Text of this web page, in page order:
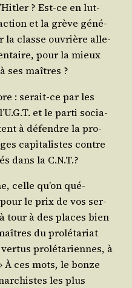
? Est-ce en lut­
et la grève géné­
la classe ouvrière alle­
pour la mieux
ses maîtres ?
: serait-ce par les
et le par­ti socia­
à défendre la pro­
capi­ta­listes contre
dans la C.N.T.?
celle qu’on qué­
le prix de vos ser­
tour à des places bien
du pro­lé­ta­riat
pro­lé­ta­riennes, à
ces mots, le bonze
les plus